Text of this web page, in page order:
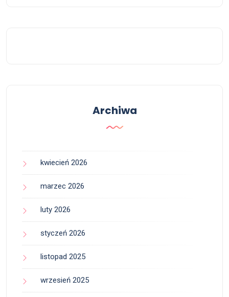
Archiwa
kwiecień 2026
marzec 2026
luty 2026
styczeń 2026
listopad 2025
wrzesień 2025